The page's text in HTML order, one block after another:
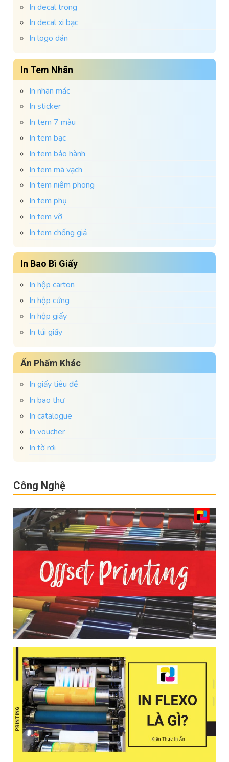
In decal trong
In decal xi bạc
In logo dán
In Tem Nhãn
In nhãn mác
In sticker
In tem 7 màu
In tem bạc
In tem bảo hành
In tem mã vạch
In tem niêm phong
In tem phụ
In tem vỡ
In tem chống giả
In Bao Bì Giấy
In hộp carton
In hộp cứng
In hộp giấy
In túi giấy
Ấn Phẩm Khác
In giấy tiêu đề
In bao thư
In catalogue
In voucher
In tờ rơi
Công Nghệ